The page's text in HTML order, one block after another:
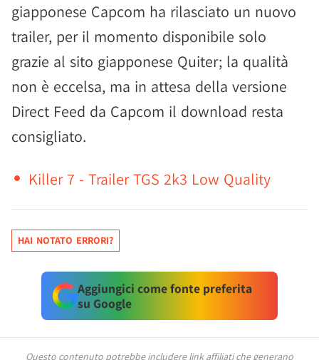
giapponese Capcom ha rilasciato un nuovo
trailer, per il momento disponibile solo
grazie al sito giapponese Quiter; la qualità
non è eccelsa, ma in attesa della versione
Direct Feed da Capcom il download resta
consigliato.
Killer 7 - Trailer TGS 2k3 Low Quality
HAI NOTATO ERRORI?
Aggiungici come fonte preferita
su Google
Questo contenuto potrebbe includere link affiliati che generano